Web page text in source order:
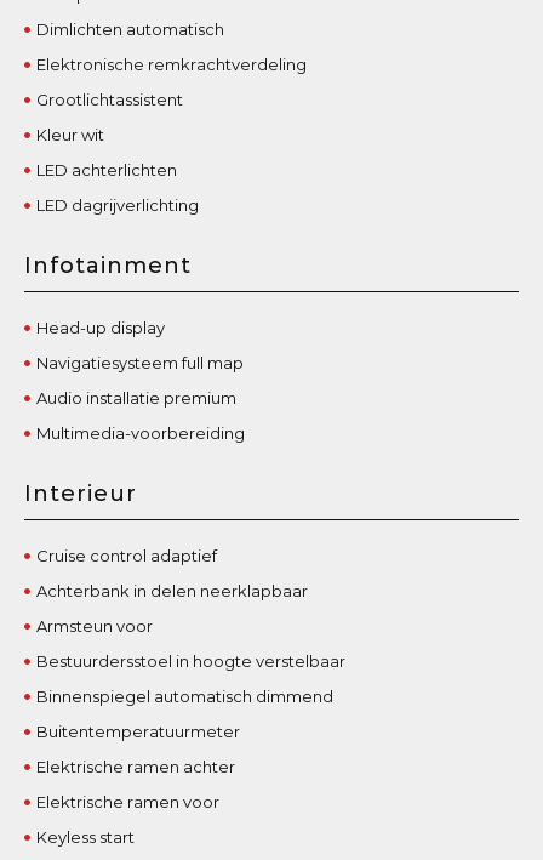
Dimlichten automatisch
Elektronische remkrachtverdeling
Grootlichtassistent
Kleur wit
LED achterlichten
LED dagrijverlichting
Infotainment
Head-up display
Navigatiesysteem full map
Audio installatie premium
Multimedia-voorbereiding
Interieur
Cruise control adaptief
Achterbank in delen neerklapbaar
Armsteun voor
Bestuurdersstoel in hoogte verstelbaar
Binnenspiegel automatisch dimmend
Buitentemperatuurmeter
Elektrische ramen achter
Elektrische ramen voor
Keyless start